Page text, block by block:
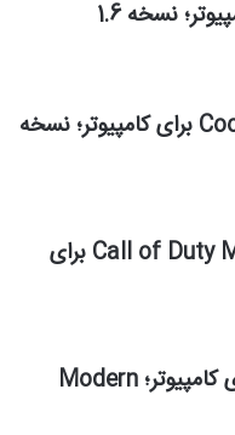
دانلود بازی Cooking Simulator 2 برای کامپیوتر؛ نسخه
دانلود بازی Call of Duty Modern Warfare 2 برای
دانلود بازی Call Of Duty 4 برای کامپیوتر؛ Modern